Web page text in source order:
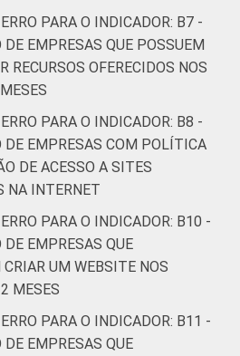
PARA O INDICADOR: B7 -
DE EMPRESAS QUE POSSUEM
RECURSOS OFERECIDOS NOS
PARA O INDICADOR: B8 -
DE EMPRESAS COM POLÍTICA
DE ACESSO A SITES
NA INTERNET
PARA O INDICADOR: B10 -
DE EMPRESAS QUE
UM WEBSITE NOS
MESES
PARA O INDICADOR: B11 -
DE EMPRESAS QUE